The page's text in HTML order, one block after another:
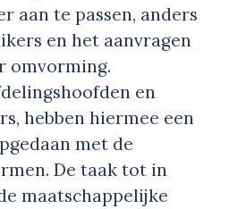
aan te passen, anders
en het aanvragen
omvorming.
en
hebben hiermee een
met de
De taak tot in
maatschappelijke